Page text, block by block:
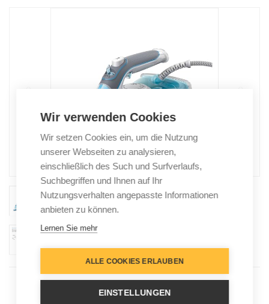
Wir verwenden Cookies
Wir setzen Cookies ein, um die Nutzung
unserer Webseiten zu analysieren,
einschließlich des Such und Surfverlaufs,
Suchbegriffen und Ihnen auf Ihr
Nutzungsverhalten angepasste Informationen
anbieten zu können.
Lernen Sie mehr
ALLE COOKIES ERLAUBEN
EINSTELLUNGEN